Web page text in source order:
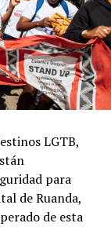
LGTB,
para
de Ruanda,
de esta